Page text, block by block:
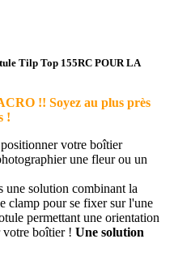
Tilp Top 155RC POUR LA
!! Soyez au plus près
!
votre boîtier
une fleur ou un
une solution combinant la
clamp pour se fixer sur l'une
permettant une orientation
votre boîtier ! Une solution